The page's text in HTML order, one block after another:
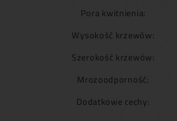
Pora kwitnienia:
Wysokość krzewów:
Szerokość krzewów:
Mrozoodporność:
Dodatkowe cechy: